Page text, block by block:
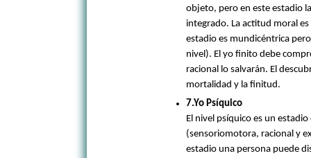
objeto, pero en este estadio
integrado. La actitud moral
estadio es mundicéntrica
nivel). El yo finito debe
racional lo salvarán. El
mortalidad y la finitud.
7.Yo Psíquico
El nivel psíquico es un
(sensoriomotora, racional y
estadio una persona puede